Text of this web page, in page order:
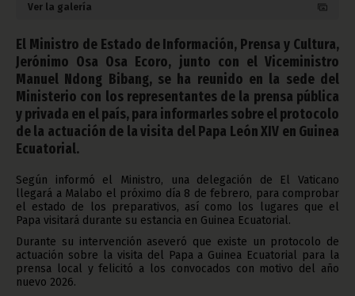
Ver la galería
El Ministro de Estado de Información, Prensa y Cultura,
Jerónimo Osa Osa Ecoro, junto con el Viceministro
Manuel Ndong Bibang, se ha reunido en la sede del
Ministerio con los representantes de la prensa pública
y privada en el país, para informarles sobre el protocolo
de la actuación de la visita del Papa León XIV en Guinea
Ecuatorial.
Según informó el Ministro, una delegación de El Vaticano
llegará a Malabo el próximo día 8 de febrero, para comprobar
el estado de los preparativos, así como los lugares que el
Papa visitará durante su estancia en Guinea Ecuatorial.
Durante su intervención aseveró que existe un protocolo de
actuación sobre la visita del Papa a Guinea Ecuatorial para la
prensa local y felicitó a los convocados con motivo del año
nuevo 2026.